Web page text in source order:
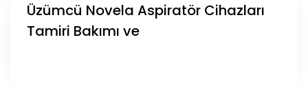
Üzümcü Novela Aspiratör Cihazları
Tamiri Bakımı ve